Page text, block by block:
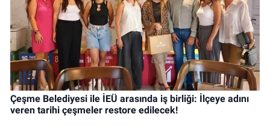
Çeşme Belediyesi ile İEÜ arasında iş birliği: İlçeye adını
veren tarihi çeşmeler restore edilecek!